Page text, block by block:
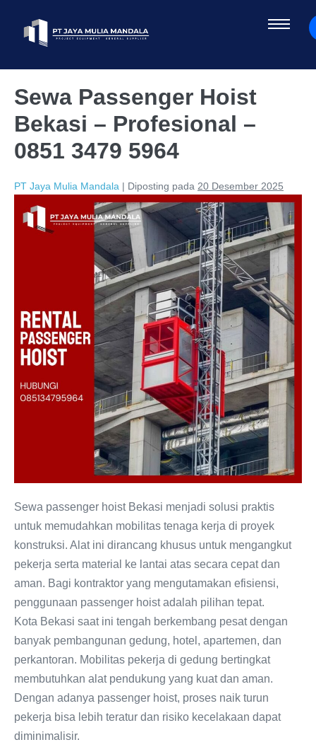
Sewa Passenger Hoist
Bekasi – Profesional –
0851 3479 5964
PT Jaya Mulia Mandala | Diposting pada 20 Desember 2025
Sewa passenger hoist Bekasi menjadi solusi praktis
untuk memudahkan mobilitas tenaga kerja di proyek
konstruksi. Alat ini dirancang khusus untuk mengangkut
pekerja serta material ke lantai atas secara cepat dan
aman. Bagi kontraktor yang mengutamakan efisiensi,
penggunaan passenger hoist adalah pilihan tepat.
Kota Bekasi saat ini tengah berkembang pesat dengan
banyak pembangunan gedung, hotel, apartemen, dan
perkantoran. Mobilitas pekerja di gedung bertingkat
membutuhkan alat pendukung yang kuat dan aman.
Dengan adanya passenger hoist, proses naik turun
pekerja bisa lebih teratur dan risiko kecelakaan dapat
diminimalisir.